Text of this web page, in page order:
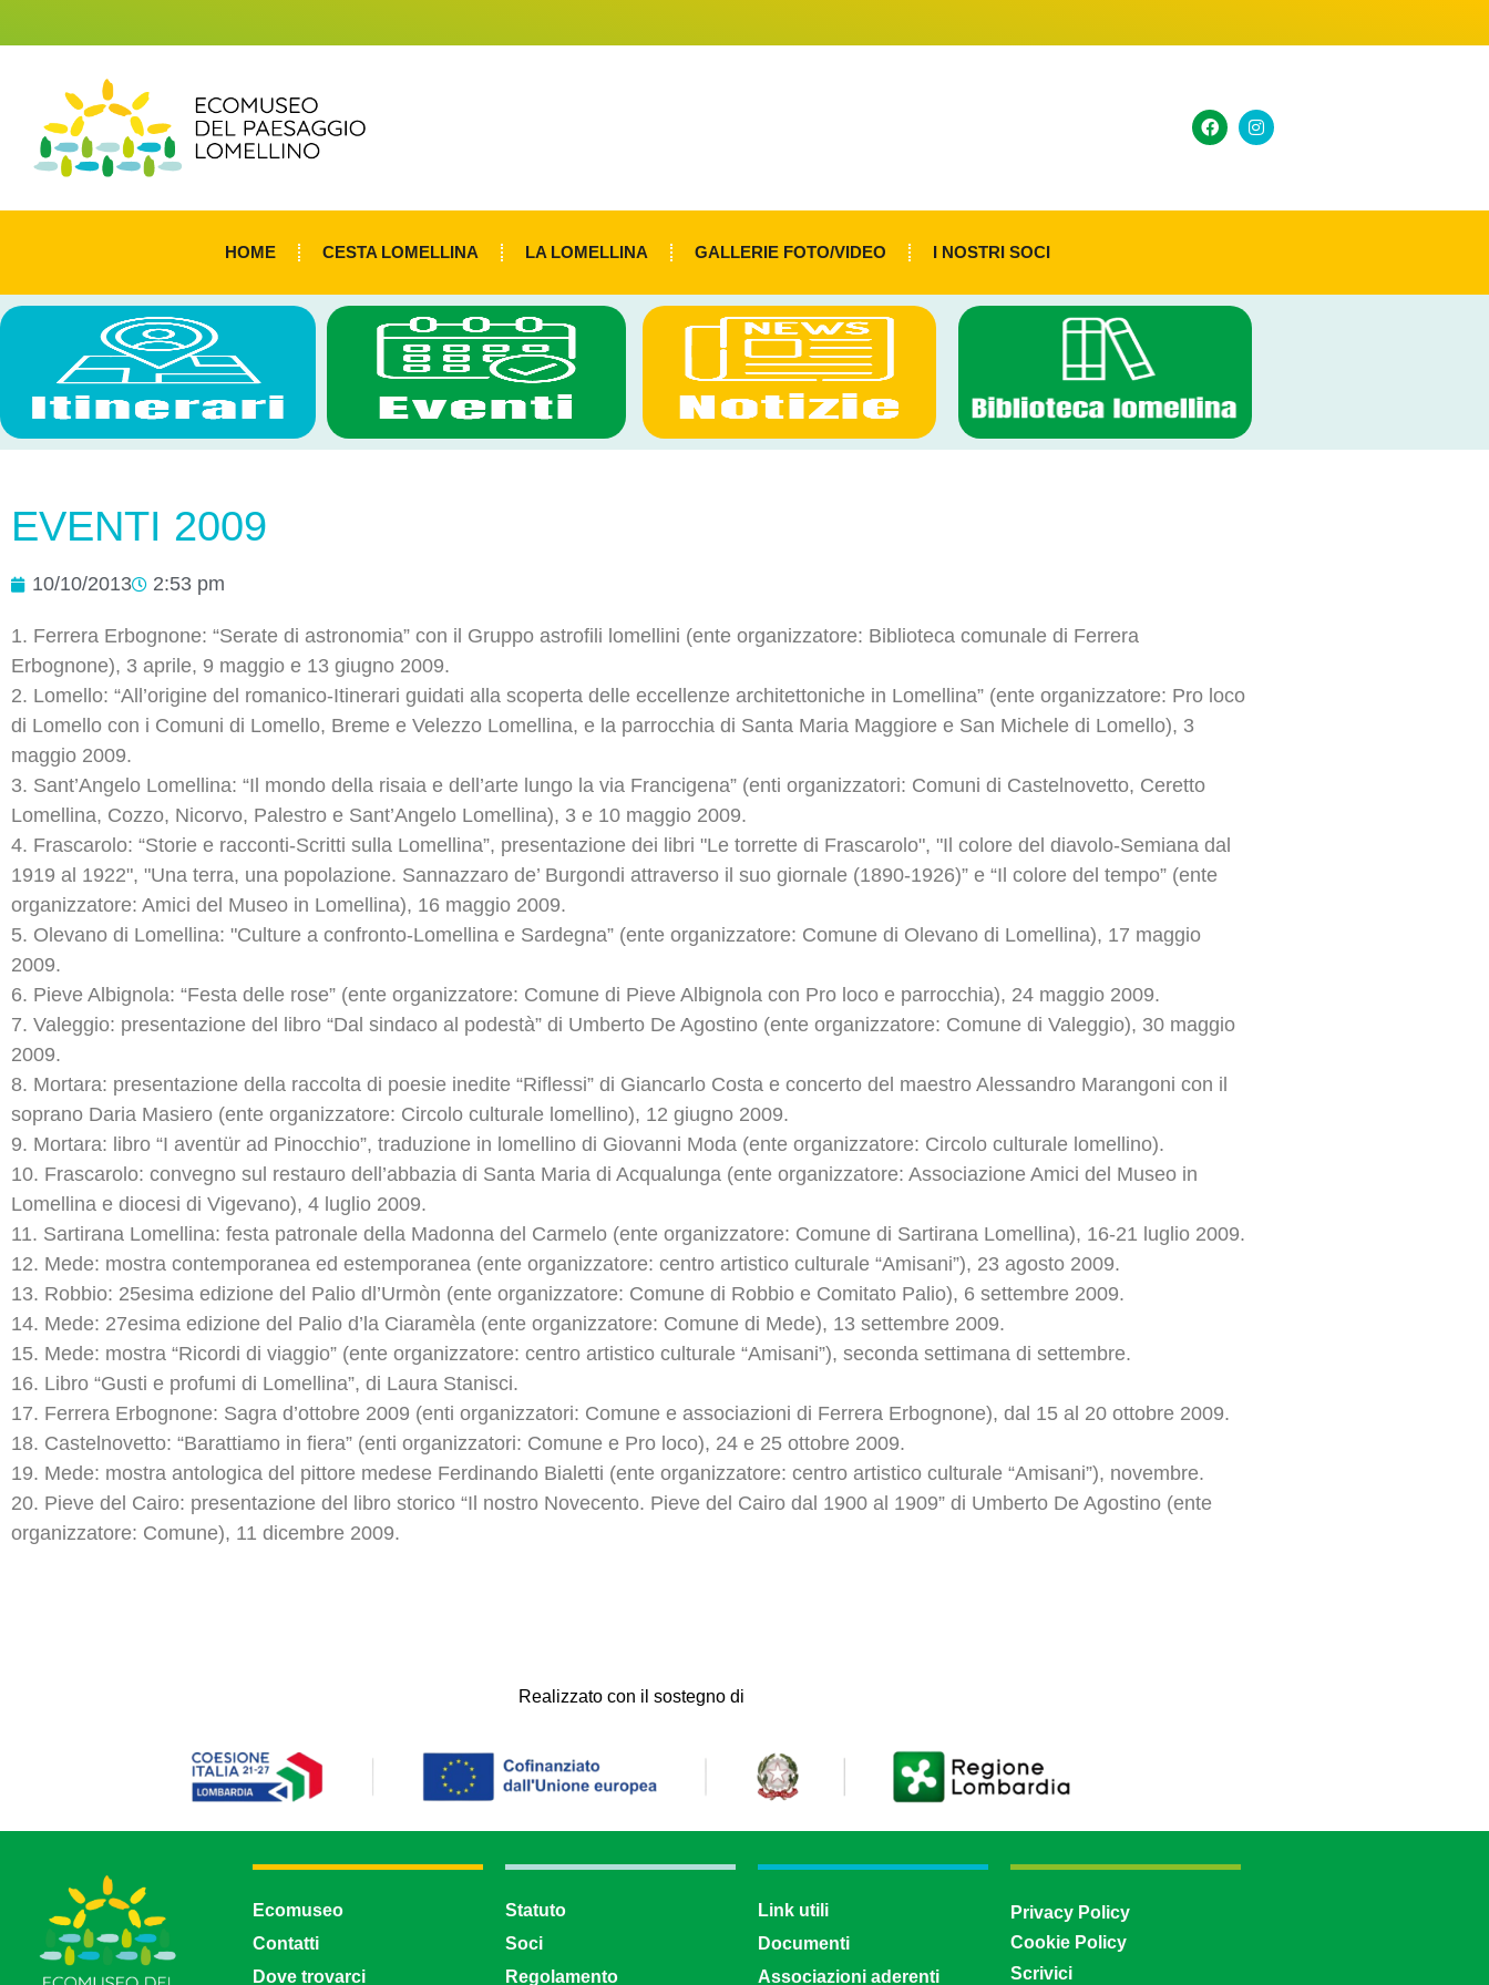
HOME CESTA LOMELLINA LA LOMELLINA GALLERIE FOTO/VIDEO I NOSTRI SOCI
EVENTI 2009
10/10/2013 2:53 pm
1. Ferrera Erbognone: “Serate di astronomia” con il Gruppo astrofili lomellini (ente organizzatore: Biblioteca comunale di Ferrera
Erbognone), 3 aprile, 9 maggio e 13 giugno 2009.
2. Lomello: “All’origine del romanico-Itinerari guidati alla scoperta delle eccellenze architettoniche in Lomellina” (ente organizzatore: Pro loco
di Lomello con i Comuni di Lomello, Breme e Velezzo Lomellina, e la parrocchia di Santa Maria Maggiore e San Michele di Lomello), 3
maggio 2009.
3. Sant’Angelo Lomellina: “Il mondo della risaia e dell’arte lungo la via Francigena” (enti organizzatori: Comuni di Castelnovetto, Ceretto
Lomellina, Cozzo, Nicorvo, Palestro e Sant’Angelo Lomellina), 3 e 10 maggio 2009.
4. Frascarolo: “Storie e racconti-Scritti sulla Lomellina”, presentazione dei libri "Le torrette di Frascarolo", "Il colore del diavolo-Semiana dal
1919 al 1922", "Una terra, una popolazione. Sannazzaro de’ Burgondi attraverso il suo giornale (1890-1926)” e “Il colore del tempo” (ente
organizzatore: Amici del Museo in Lomellina), 16 maggio 2009.
5. Olevano di Lomellina: "Culture a confronto-Lomellina e Sardegna” (ente organizzatore: Comune di Olevano di Lomellina), 17 maggio
2009.
6. Pieve Albignola: “Festa delle rose” (ente organizzatore: Comune di Pieve Albignola con Pro loco e parrocchia), 24 maggio 2009.
7. Valeggio: presentazione del libro “Dal sindaco al podestà” di Umberto De Agostino (ente organizzatore: Comune di Valeggio), 30 maggio
2009.
8. Mortara: presentazione della raccolta di poesie inedite “Riflessi” di Giancarlo Costa e concerto del maestro Alessandro Marangoni con il
soprano Daria Masiero (ente organizzatore: Circolo culturale lomellino), 12 giugno 2009.
9. Mortara: libro “I aventür ad Pinocchio”, traduzione in lomellino di Giovanni Moda (ente organizzatore: Circolo culturale lomellino).
10. Frascarolo: convegno sul restauro dell’abbazia di Santa Maria di Acqualunga (ente organizzatore: Associazione Amici del Museo in
Lomellina e diocesi di Vigevano), 4 luglio 2009.
11. Sartirana Lomellina: festa patronale della Madonna del Carmelo (ente organizzatore: Comune di Sartirana Lomellina), 16-21 luglio 2009.
12. Mede: mostra contemporanea ed estemporanea (ente organizzatore: centro artistico culturale “Amisani”), 23 agosto 2009.
13. Robbio: 25esima edizione del Palio dl’Urmòn (ente organizzatore: Comune di Robbio e Comitato Palio), 6 settembre 2009.
14. Mede: 27esima edizione del Palio d’la Ciaramèla (ente organizzatore: Comune di Mede), 13 settembre 2009.
15. Mede: mostra “Ricordi di viaggio” (ente organizzatore: centro artistico culturale “Amisani”), seconda settimana di settembre.
16. Libro “Gusti e profumi di Lomellina”, di Laura Stanisci.
17. Ferrera Erbognone: Sagra d’ottobre 2009 (enti organizzatori: Comune e associazioni di Ferrera Erbognone), dal 15 al 20 ottobre 2009.
18. Castelnovetto: “Barattiamo in fiera” (enti organizzatori: Comune e Pro loco), 24 e 25 ottobre 2009.
19. Mede: mostra antologica del pittore medese Ferdinando Bialetti (ente organizzatore: centro artistico culturale “Amisani”), novembre.
20. Pieve del Cairo: presentazione del libro storico “Il nostro Novecento. Pieve del Cairo dal 1900 al 1909” di Umberto De Agostino (ente
organizzatore: Comune), 11 dicembre 2009.
Realizzato con il sostegno di
Ecomuseo
Contatti
Dove trovarci
Statuto
Soci
Regolamento
Link utili
Documenti
Associazioni aderenti
Privacy Policy
Cookie Policy
Scrivici